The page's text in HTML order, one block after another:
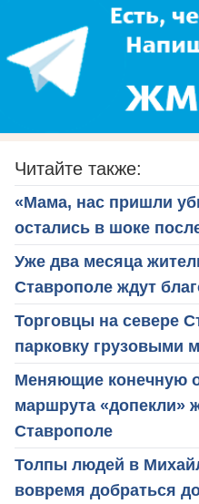
Читайте также:
«Мама, нас пришли
остались в шоке
Уже два месяца
Ставрополе ждут
Торговцы на севере
парковку грузовыми
Меняющие конечную
маршрута «допекли»
Ставрополе
Толпы людей в
вовремя добраться